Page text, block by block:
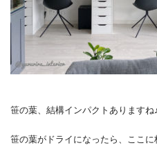
笹の葉、結構インパクトありますね
笹の葉がドライになったら、ここに